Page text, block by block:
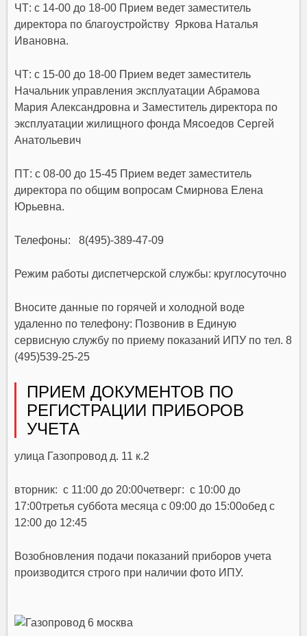
ЧТ: с 14-00 до 18-00 Прием ведет заместитель
директора по благоустройству Яркова Наталья
Ивановна.
ЧТ: с 15-00 до 18-00 Прием ведет заместитель
Начальник управления эксплуатации Абрамова
Мария Александровна и Заместитель директора по
эксплуатации жилищного фонда Мясоедов Сергей
Анатольевич
ПТ: с 08-00 до 15-45 Прием ведет заместитель
директора по общим вопросам Смирнова Елена
Юрьевна.
Телефоны: 8(495)-389-47-09
Режим работы диспетчерской службы: круглосуточно
Вносите данные по горячей и холодной воде
удаленно по телефону: Позвонив в Единую
сервисную службу по приему показаний ИПУ по тел. 8
(495)539-25-25
ПРИЕМ ДОКУМЕНТОВ ПО
РЕГИСТРАЦИИ ПРИБОРОВ
УЧЕТА
улица Газопровод д. 11 к.2
вторник: с 11:00 до 20:00четверг: с 10:00 до
17:00третья суббота месяца с 09:00 до 15:00обед с
12:00 до 12:45
Возобновления подачи показаний приборов учета
производится строго при наличии фото ИПУ.